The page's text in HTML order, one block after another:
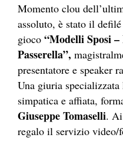
Momento clou
assoluto, è stato il
gioco “Modelli Sposi
Passerella”,
presentatore e speaker
Una giuria
simpatica e affiata,
Giuseppe Tomaselli.
regalo il servizio